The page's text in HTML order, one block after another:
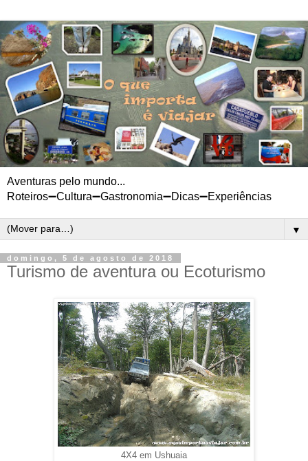
Aventuras pelo mundo...
Roteiros➖Cultura➖Gastronomia➖Dicas➖Experiências
▼
domingo, 5 de agosto de 2018
Turismo de aventura ou Ecoturismo
4X4 em Ushuaia